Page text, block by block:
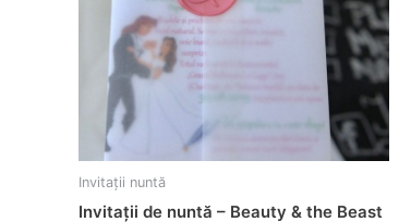
Invitații nuntă
Invitații de nuntă – Beauty & the Beast